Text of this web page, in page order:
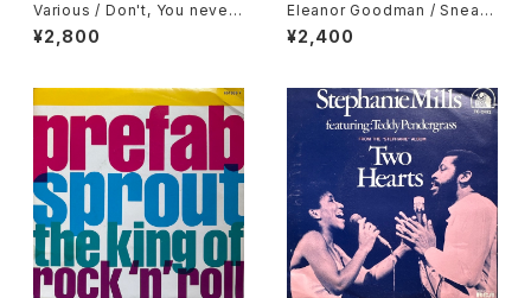
Various / Don't, You never
Come Closer
¥2,800
Eleanor Goodman / Sneak
Preview
¥2,400